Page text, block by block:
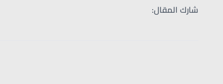
شارك المقال: